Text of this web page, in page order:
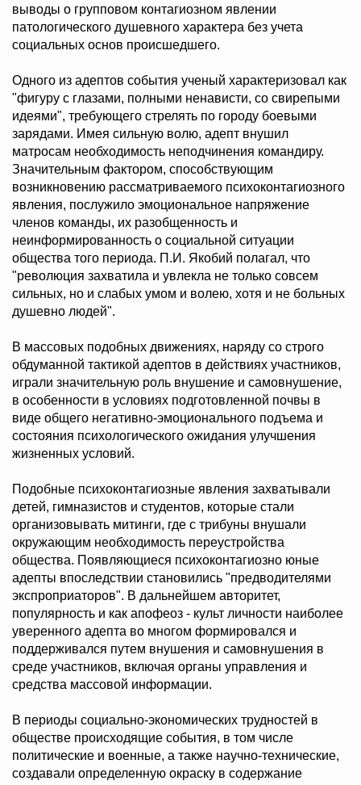
выводы о групповом контагиозном явлении
патологического душевного характера без учета
социальных основ происшедшего.
Одного из адептов события ученый характеризовал как
"фигуру с глазами, полными ненависти, со свирепыми
идеями", требующего стрелять по городу боевыми
зарядами. Имея сильную волю, адепт внушил
матросам необходимость неподчинения командиру.
Значительным фактором, способствующим
возникновению рассматриваемого психоконтагиозного
явления, послужило эмоциональное напряжение
членов команды, их разобщенность и
неинформированность о социальной ситуации
общества того периода. П.И. Якобий полагал, что
"революция захватила и увлекла не только совсем
сильных, но и слабых умом и волею, хотя и не больных
душевно людей".
В массовых подобных движениях, наряду со строго
обдуманной тактикой адептов в действиях участников,
играли значительную роль внушение и самовнушение,
в особенности в условиях подготовленной почвы в
виде общего негативно-эмоционального подъема и
состояния психологического ожидания улучшения
жизненных условий.
Подобные психоконтагиозные явления захватывали
детей, гимназистов и студентов, которые стали
организовывать митинги, где с трибуны внушали
окружающим необходимость переустройства
общества. Появляющиеся психоконтагиозно юные
адепты впоследствии становились "предводителями
экспроприаторов". В дальнейшем авторитет,
популярность и как апофеоз - культ личности наиболее
уверенного адепта во многом формировался и
поддерживался путем внушения и самовнушения в
среде участников, включая органы управления и
средства массовой информации.
В периоды социально-экономических трудностей в
обществе происходящие события, в том числе
политические и военные, а также научно-технические,
создавали определенную окраску в содержание